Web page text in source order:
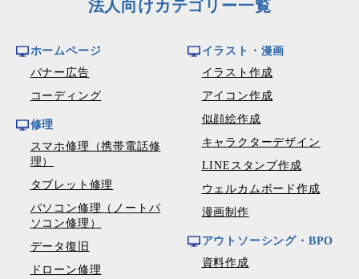
法人向けカテゴリー一覧
ホームページ
バナー広告
コーディング
修理
スマホ修理（携帯電話修
理）
タブレット修理
パソコン修理（ノートパ
ソコン修理）
データ復旧
ドローン修理
イラスト・漫画
イラスト作成
アイコン作成
似顔絵作成
キャラクターデザイン
LINEスタンプ作成
ウェルカムボード作成
漫画制作
アウトソーシング・BPO
資料作成